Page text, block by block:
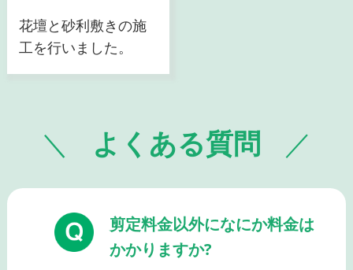
花壇と砂利敷きの施
工を行いました。
よくある質問
剪定料金以外になにか料金は
かかりますか?